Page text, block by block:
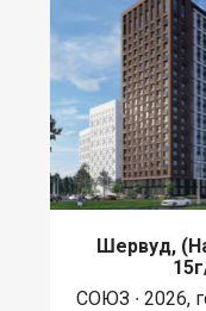
Шервуд,
СОЮЗ ∙ 2026,